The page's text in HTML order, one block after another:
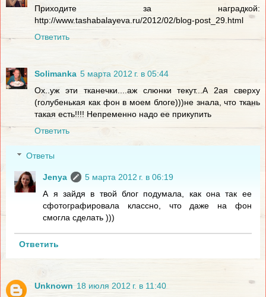
Приходите за наградкой:
http://www.tashabalayeva.ru/2012/02/blog-post_29.html
Ответить
Solimanka 5 марта 2012 г. в 05:44
Ох..уж эти тканечки....аж слюнки текут...А 2ая сверху
(голубенькая как фон в моем блоге)))не знала, что ткань
такая есть!!!! Непременно надо ее прикупить
Ответить
Ответы
Jenya
5 марта 2012 г. в 06:19
А я зайдя в твой блог подумала, как она так ее
сфотографировала классно, что даже на фон
смогла сделать )))
Ответить
Unknown 18 июля 2012 г. в 11:40